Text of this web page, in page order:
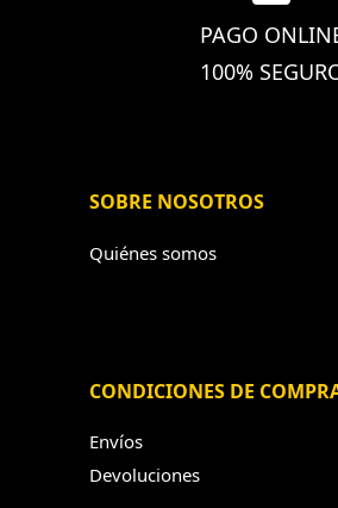
PAGO
100%
SOBRE NOSOTROS
Quiénes somos
CONDICIONES DE
Envíos
Devoluciones